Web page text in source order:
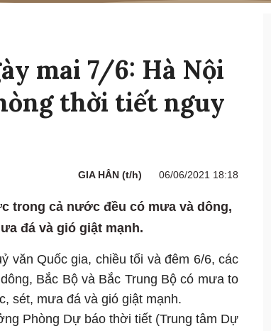
mai 7/6: Hà Nội
thời tiết nguy
GIA HÂN (t/h) 06/06/2021 18:18
trong cả nước đều có mưa và dông,
đá và gió giật mạnh.
văn Quốc gia, chiều tối và đêm 6/6, các
Bắc Bộ và Bắc Trung Bộ có mưa to
sét, mưa đá và gió giật mạnh.
Phòng Dự báo thời tiết (Trung tâm Dự